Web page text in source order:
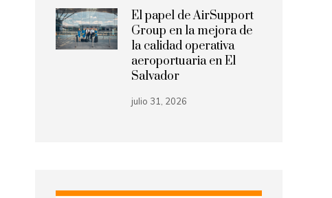
El papel de AirSupport
Group en la mejora de
la calidad operativa
aeroportuaria en El
Salvador
julio 31, 2026